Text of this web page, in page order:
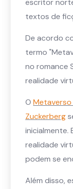
escritor
textos de
De acordo
termo
no romance
realidade
O
Zuckerberg
inicialmente.
realidade
podem se
Além disso,